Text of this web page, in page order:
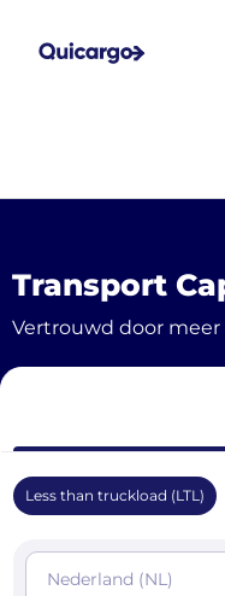
Transport
Vertrouwd door
Less than truckload (LTL)
Nederland (NL)